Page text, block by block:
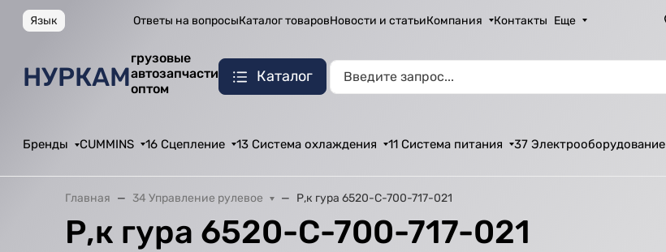
Язык Ответы на вопросыКаталог товаровНовости и статьиКомпания Контакты Еще
НУРКАМ
грузовые
автозапчасти
оптом
Каталог
Бренды CUMMINS 16 Сцепление 13 Система охлаждения 11 Система питания 37 Электрооборудование
Главная 34 Управление рулевое Р,к гура 6520-C-700-717-021
Р,к гура 6520-C-700-717-021